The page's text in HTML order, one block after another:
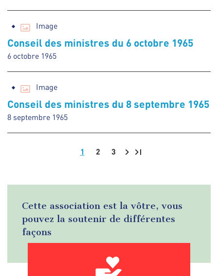
Image
Conseil des ministres du 6 octobre 1965
6 octobre 1965
Image
Conseil des ministres du 8 septembre 1965
8 septembre 1965
1 2 3
Cette association est la vôtre, vous
pouvez la soutenir de différentes
façons